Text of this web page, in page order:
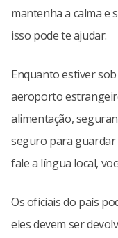
mantenha a calma e
isso pode te ajudar.
Enquanto estiver
aeroporto
alimentação,
seguro para guardar
fale a língua local,
Os oficiais do país
eles devem ser